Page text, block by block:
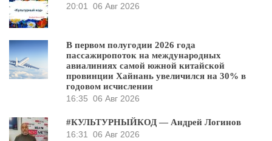
20:01
06 Авг 2026
В первом полугодии 2026 года
пассажиропоток на международных
авиалиниях самой южной китайской
провинции Хайнань увеличился на 30% в
годовом исчислении
16:35 06 Авг 2026
#КУЛЬТУРНЫЙКОД — Андрей Логинов
16:31
06 Авг 2026